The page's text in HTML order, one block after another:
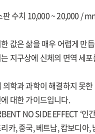
판 수치 10,000 ~ 20,000 /
값은 삶을 매우 어렵게 만
지구상에 신체의 면역 세
의학과 과학이 해결하지 못
대한 가이드입니다.
NO SIDE EFFECT ‘
카, 중국, 베트남, 캄보디아